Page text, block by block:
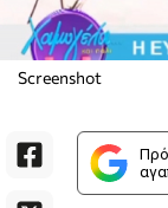
Screenshot